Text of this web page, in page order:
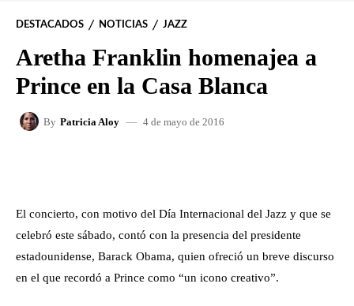
DESTACADOS NOTICIAS JAZZ
Aretha Franklin homenajea a
Prince en la Casa Blanca
By Patricia Aloy 4 de mayo de 2016
El concierto, con motivo del Día Internacional del Jazz y que se
celebró este sábado, contó con la presencia del presidente
estadounidense, Barack Obama, quien ofreció un breve discurso
en el que recordó a Prince como “un icono creativo”.